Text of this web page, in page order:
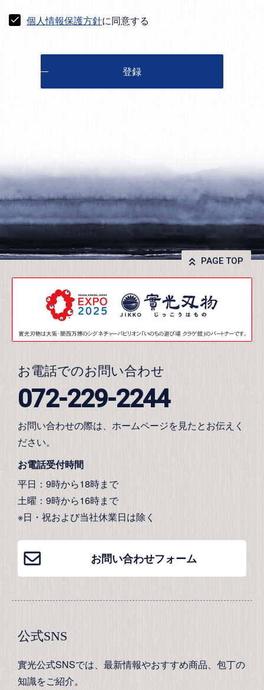
個人情報保護方針に同意する
登録
PAGE TOP
お電話でのお問い合わせ
072-229-2244
お問い合わせの際は、ホームページを見たとお伝えく
ださい。
お電話受付時間
平日：9時から18時まで
土曜：9時から16時まで
※日・祝および当社休業日は除く
お問い合わせフォーム
公式SNS
實光公式SNSでは、最新情報やおすすめ商品、包丁の
知識をご紹介。